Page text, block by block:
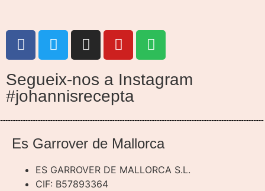
Segueix-nos a Instagram
#johannisrecepta
Es Garrover de Mallorca
ES GARROVER DE MALLORCA S.L.
CIF: B57893364